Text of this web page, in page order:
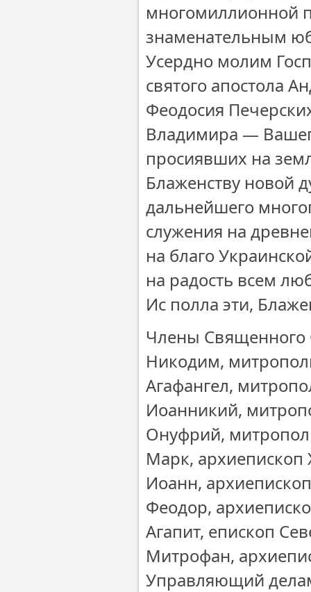
многомиллионной
знаменательным
Усердно молим
святого апостола
Феодосия
Владимира —
просиявших на
Блаженству новой
дальнейшего
служения на
на благо
на радость всем
Ис полла эти,
Члены
Никодим,
Агафангел,
Иоанникий,
Онуфрий,
Марк, архиепископ
Иоанн,
Феодор,
Агапит, епископ
Митрофан,
Управляющий